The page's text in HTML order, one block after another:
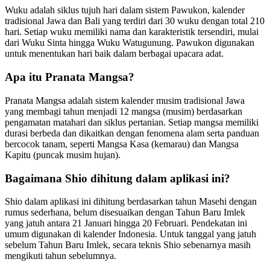
Wuku adalah siklus tujuh hari dalam sistem Pawukon, kalender
tradisional Jawa dan Bali yang terdiri dari 30 wuku dengan total 210
hari. Setiap wuku memiliki nama dan karakteristik tersendiri, mulai
dari Wuku Sinta hingga Wuku Watugunung. Pawukon digunakan
untuk menentukan hari baik dalam berbagai upacara adat.
Apa itu Pranata Mangsa?
Pranata Mangsa adalah sistem kalender musim tradisional Jawa
yang membagi tahun menjadi 12 mangsa (musim) berdasarkan
pengamatan matahari dan siklus pertanian. Setiap mangsa memiliki
durasi berbeda dan dikaitkan dengan fenomena alam serta panduan
bercocok tanam, seperti Mangsa Kasa (kemarau) dan Mangsa
Kapitu (puncak musim hujan).
Bagaimana Shio dihitung dalam aplikasi ini?
Shio dalam aplikasi ini dihitung berdasarkan tahun Masehi dengan
rumus sederhana, belum disesuaikan dengan Tahun Baru Imlek
yang jatuh antara 21 Januari hingga 20 Februari. Pendekatan ini
umum digunakan di kalender Indonesia. Untuk tanggal yang jatuh
sebelum Tahun Baru Imlek, secara teknis Shio sebenarnya masih
mengikuti tahun sebelumnya.